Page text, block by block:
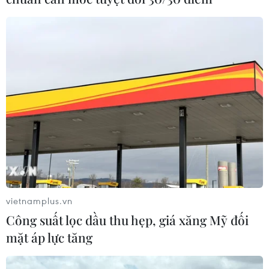
Nhanh chóng hoàn thiện
dự án kết nối vùng, sân bay
Long Thành
06/08/2026 15:07
Sẽ thi công đồng loạt Dự
án cao tốc Vinh-Thanh
Thủy trong tháng 9
06/08/2026 12:25
vietnamplus.vn
Công suất lọc dầu thu hẹp, giá xăng Mỹ đối
mặt áp lực tăng